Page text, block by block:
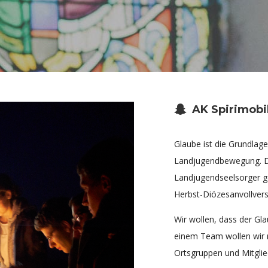
AK
Glaube ist die
Landjugendbewegung.
Landjugendseelsorger
Herbst-
Wir wollen, dass der
einem Team wollen wir
Ortsgruppen und